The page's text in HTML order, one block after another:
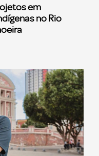
em
no Rio